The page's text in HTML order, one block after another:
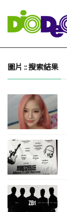
圖片 :: 搜索結果